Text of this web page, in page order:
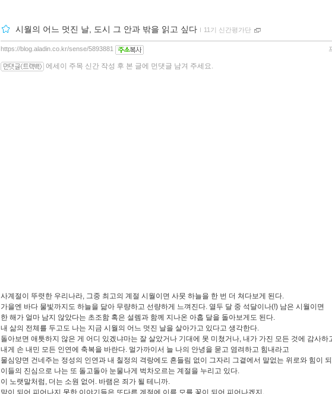
시월의 어느 멋진 날, 도시 그 안과 밖을 읽고 싶다 ｌ 11기 신간평가단
https://blog.aladin.co.kr/sense/5893881
에세이 주목 신간 작성 후 본 글에 먼댓글 남겨 주세요.
사계절이 뚜렷한 우리나라, 그중 최고의 계절 시월이면 사뭇 하늘을 한 번 더 쳐다보게 된다.
가을엔 바다 물빛까지도 하늘을 닮아 무량하고 선량하게 느껴진다. 열두 달 중 석달이나(!) 남은 시월이면
한 해가 얼마 남지 않았다는 초조함 혹은 설렘과 함께 지나온 아홉 달을 돌아보게도 된다.
내 삶의 전체를 두고도 나는 지금 시월의 어느 멋진 날을 살아가고 있다고 생각한다.
돌아보면 애틋하지 않은 게 어디 있겠냐마는 잘 살았거나 기대에 못 미쳤거나, 내가 가진 모든 것에 감사하
내게 손 내민 모든 인연에 축복을 바란다. 멀가까이서 늘 나의 안녕을 묻고 염려하고 힘내라고
물심양면 건네주는 정성의 인연과 내 칠정의 격랑에도 흔들림 없이 그자리 그곁에서 말없는 위로와 힘이
이들의 진심으로 나는 또 돌고돌아 눈물나게 벅차오르는 계절을 누리고 있다.
이 노랫말처럼, 더는 소원 없어. 바램은 죄가 될 테니까.
말이 되어 피어나지 못한 이야기들은 또다른 계절에 이름 모를 꽃이 되어 피어나겠지.